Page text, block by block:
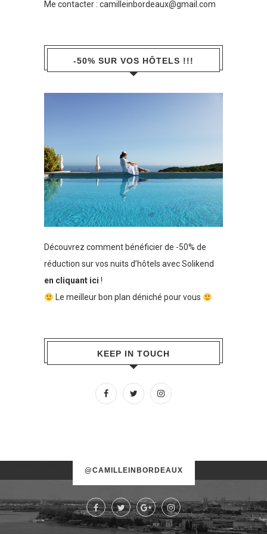
Me contacter : camilleinbordeaux@gmail.com
-50% SUR VOS HÔTELS !!!
Découvrez comment bénéficier de -50% de
réduction sur vos nuits d’hôtels avec Solikend
en cliquant ici !
Le meilleur bon plan déniché pour vous
KEEP IN TOUCH
@CAMILLEINBORDEAUX
Try some other hashtag or username